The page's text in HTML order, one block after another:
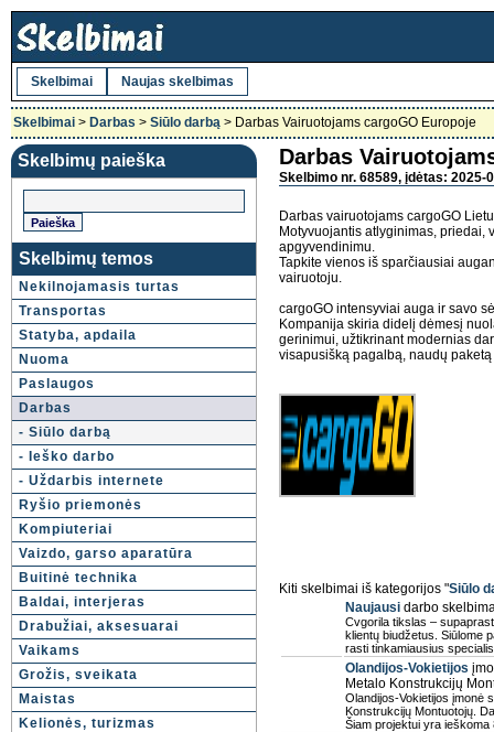
Skelbimai Naujas skelbimas
Skelbimai > Darbas > Siūlo darbą > Darbas Vairuotojams cargoGO Europoje
Skelbimų paieška
Skelbimų temos
Nekilnojamasis turtas
Transportas
Statyba, apdaila
Nuoma
Paslaugos
Darbas
- Siūlo darbą
- Ieško darbo
- Uždarbis internete
Ryšio priemonės
Kompiuteriai
Vaizdo, garso aparatūra
Buitinė technika
Baldai, interjeras
Drabužiai, aksesuarai
Vaikams
Grožis, sveikata
Maistas
Kelionės, turizmas
Darbas
Skelbimo nr. 68589, įdėtas: 2025-
Darbas vairuotojams cargoGO
Motyvuojantis atlyginimas, priedai,
apgyvendinimu.
Tapkite vienos iš sparčiausiai
vairuotoju.
cargoGO intensyviai auga ir savo
Kompanija skiria didelį dėmesį
gerinimui, užtikrinant modernias
visapusišką pagalbą, naudų
Kiti skelbimai iš kategorijos "Siūlo
Naujausi darbo
Cvgorila tikslas –
klientų biudžetus. Siūlome
rasti tinkamiausius
Olandijos-Vokietijos
Metalo Konstrukcijų
Olandijos-Vokietijos įmonė
Konstrukcijų Montuotojų.
Šiam projektui yra